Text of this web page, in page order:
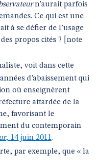
n’aurait parfois
Ce qui est une
à se défier de l’usage
propos cités ? [note
voit dans cette
d’abaissement qui
où enseignèrent
attardée de la
favorisant le
du contemporain
, 14 juin 2011.
par exemple, que « la